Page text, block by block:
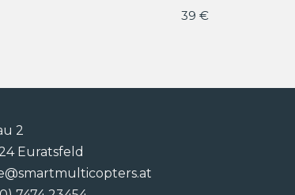
39 €
2
Euratsfeld